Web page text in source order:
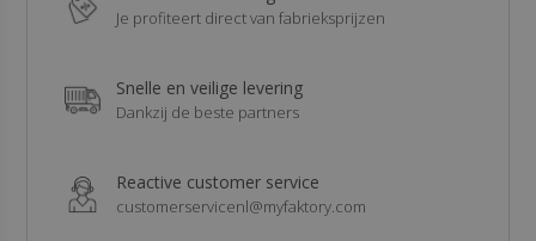
Je profiteert direct van fabrieksprijzen
Snelle en veilige levering
Dankzij de beste partners
Reactive customer service
customerservicenl@myfaktory.com